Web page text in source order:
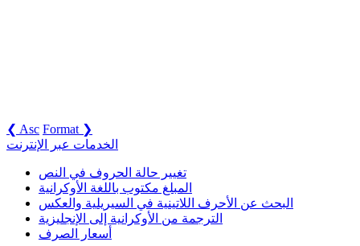
❮ Asc Format ❯
الخدمات عبر الإنترنت
تغيير حالة الحروف في النص
المبلغ مكتوب باللغة الأوكرانية
البحث عن الأحرف اللاتينية في السيريلية والعكس
الترجمة من الأوكرانية إلى الإنجليزية
أسعار الصرف